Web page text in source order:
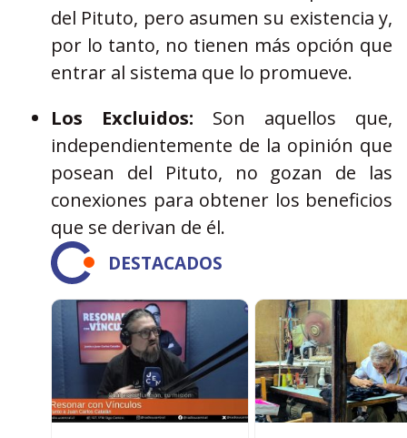
del Pituto, pero asumen su existencia y,
por lo tanto, no tienen más opción que
entrar al sistema que lo promueve.
Los Excluidos: Son aquellos que,
independientemente de la opinión que
posean del Pituto, no gozan de las
conexiones para obtener los beneficios
que se derivan de él.
DESTACADOS